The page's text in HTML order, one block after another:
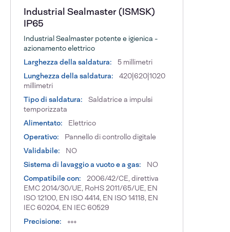
Industrial Sealmaster (ISMSK)
IP65
Industrial Sealmaster potente e igienica -
azionamento elettrico
Larghezza della saldatura:
5 millimetri
Lunghezza della saldatura:
420|620|1020
millimetri
Tipo di saldatura:
Saldatrice a impulsi
temporizzata
Alimentato:
Elettrico
Operativo:
Pannello di controllo digitale
Validabile:
NO
Sistema di lavaggio a vuoto e a gas:
NO
Compatibile con:
2006/42/CE, direttiva
EMC 2014/30/UE, RoHS 2011/65/UE, EN
ISO 12100, EN ISO 4414, EN ISO 14118, EN
IEC 60204, EN IEC 60529
Precisione:
+++